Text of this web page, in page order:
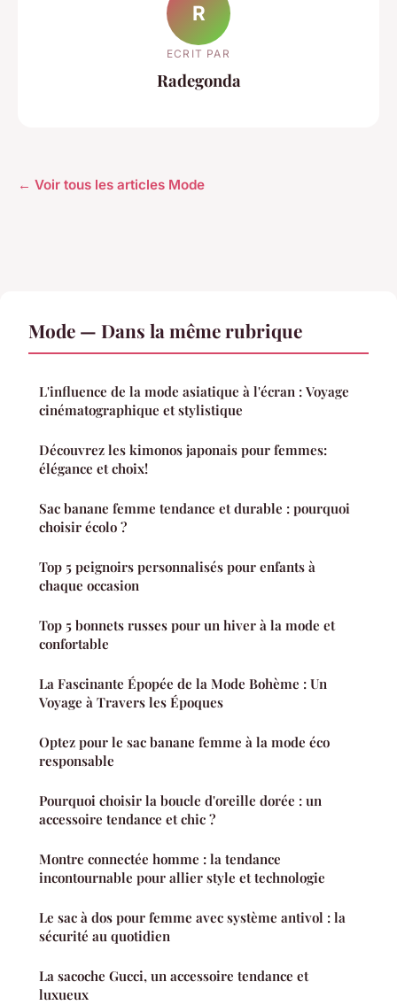
R
ECRIT PAR
Radegonda
← Voir tous les articles Mode
Mode — Dans la même rubrique
L'influence de la mode asiatique à l'écran : Voyage
cinématographique et stylistique
Découvrez les kimonos japonais pour femmes:
élégance et choix!
Sac banane femme tendance et durable : pourquoi
choisir écolo ?
Top 5 peignoirs personnalisés pour enfants à
chaque occasion
Top 5 bonnets russes pour un hiver à la mode et
confortable
La Fascinante Épopée de la Mode Bohème : Un
Voyage à Travers les Époques
Optez pour le sac banane femme à la mode éco
responsable
Pourquoi choisir la boucle d'oreille dorée : un
accessoire tendance et chic ?
Montre connectée homme : la tendance
incontournable pour allier style et technologie
Le sac à dos pour femme avec système antivol : la
sécurité au quotidien
La sacoche Gucci, un accessoire tendance et
luxueux